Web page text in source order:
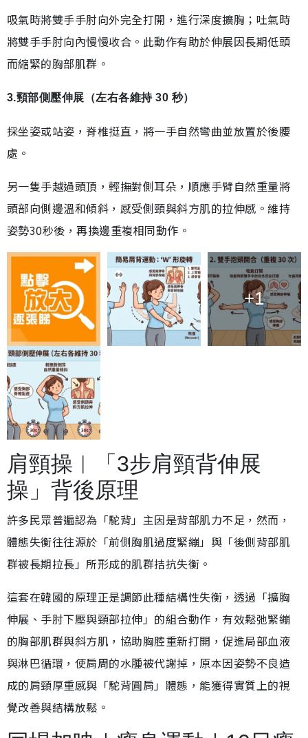
吸氣時將雙手手肘向外完全打開，進行深度擴胸；吐氣時
將雙手手肘向內慢慢收合。此動作有助於伸展因長期低頭
而縮緊的胸部肌群。
3.頸部側壓伸展（左右各維持 30 秒）
採坐姿或站姿，脊椎挺直，將一手自然彎曲並放置於後腰
處。
另一隻手越過頭頂，輕撫對側耳朵，順應手臂自然重量將
頭部向側邊溫和傾斜，感受側頸與斜方肌的拉伸感。維持
姿勢30秒後，再換邊重複相同動作。
+1
肩頸操︱「3步肩頸背伸展
操」背後原理
許多民眾普遍認為「駝背」主因是背部肌力不足，然而，
體態失衡往往源於「前側胸肌過度緊繃」與「後側背部肌
群被長期拉長」所形成的肌群拮抗失衡。
這套在韓國的原理正是調節此種結構性失衡，透過「擴胸
伸展、手肘下壓與頸部拉伸」的組合動作，有效鬆弛緊繃
的胸部肌群與斜方肌，協助胸腔重新打開，促進局部血液
與淋巴循環，使肩周的水腫被代謝掉，原本因姿勢不良造
成的肩頸厚重感與「駝背圓肩」體態，能獲得實質上的視
覺改善與結構放鬆。